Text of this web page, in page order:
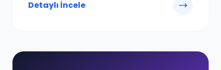
Detaylı İncele